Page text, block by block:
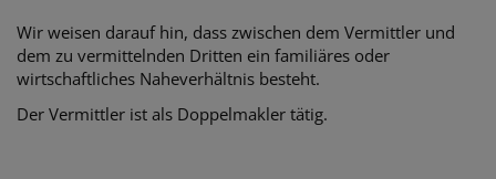
Wir weisen darauf hin, dass zwischen dem Vermittler und
dem zu vermittelnden Dritten ein familiäres oder
wirtschaftliches Naheverhältnis besteht.
Der Vermittler ist als Doppelmakler tätig.